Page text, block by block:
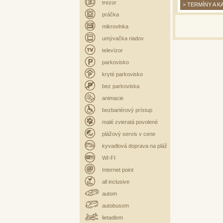
trezor
práčka
mikrovlnka
umývačka riadov
televízor
parkovisko
kryté parkovisko
bez parkoviska
animacie
bezbariérový prístup
malé zvieratá povolené
plážový servis v cene
kyvadlová doprava na pláž
WI-FI
Internet point
all inclusive
autom
autobusom
lietadlom
> TERMÍNY A